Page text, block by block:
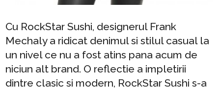
Cu RockStar Sushi, designerul Frank
Mechaly a ridicat denimul si stilul casual la
un nivel ce nu a fost atins pana acum de
niciun alt brand. O reflectie a impletirii
dintre clasic si modern, RockStar Sushi s-a